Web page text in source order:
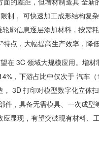
制， 可快速加工成形结构复
廓信息逐层添加材料，按需
特点，大幅提高生产效率，降
在 3C 领域大规模应用。增
，下游占比中仅次于 汽车
3D 打印对模型数字化立体
件，具备无需模具、一次成
显现，有望突破现有材料、